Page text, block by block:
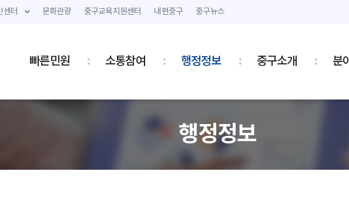
센터 문화관광 중구교육지원센터 내편중구 중구뉴스
빠른민원 소통참여 행정정보 중구소개 분
행정정보